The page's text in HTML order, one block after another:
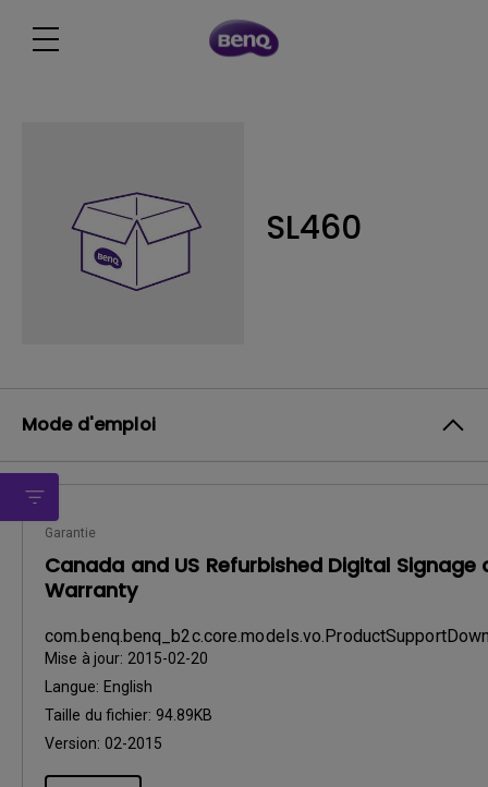
SL460
Mode d'emploi
Garantie
Canada and US Refurbished Digital Signage
Warranty
Mise à jour: 2015-02-20
Langue: English
Taille du fichier: 94.89KB
Version: 02-2015